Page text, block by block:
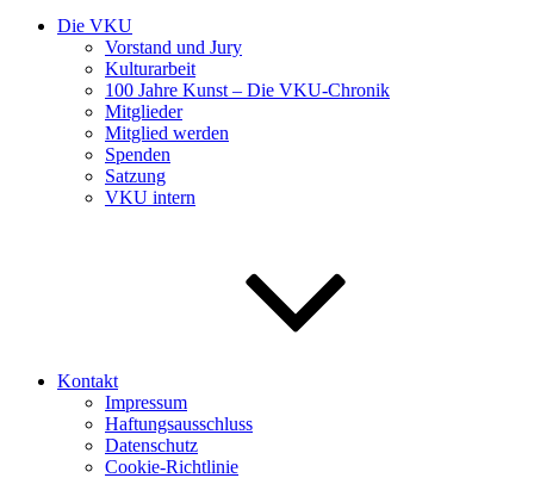
Die VKU
Vorstand und Jury
Kulturarbeit
100 Jahre Kunst – Die VKU-Chronik
Mitglieder
Mitglied werden
Spenden
Satzung
VKU intern
Kontakt
Impressum
Haftungsausschluss
Datenschutz
Cookie-Richtlinie